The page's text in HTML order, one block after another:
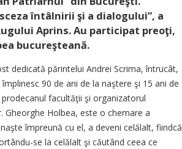
întâlnirii şi a dialogului”, a
Aprins. Au participat preoţi,
bucureşteană.
dedicată părintelui Andrei Scrima, întrucât,
90 de ani de la naştere şi 15 ani de
facultăţii şi organizatorul
Gheorghe Holbea, este o chemare a
împreună cu el, a deveni celălalt, fiindcă
se la celălalt şi căutând ceea ce